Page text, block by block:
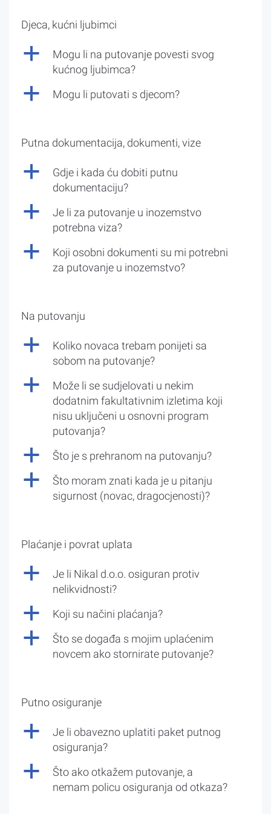
Djeca, kućni ljubimci
a
Mogu li na putovanje povesti svog
kućnog ljubimca?
a Mogu li putovati s djecom?
Putna dokumentacija, dokumenti, vize
a
Gdje i kada ću dobiti putnu
dokumentaciju?
a
Je li za putovanje u inozemstvo
potrebna viza?
a
Koji osobni dokumenti su mi potrebni
za putovanje u inozemstvo?
Na putovanju
a
Koliko novaca trebam ponijeti sa
sobom na putovanje?
a
Može li se sudjelovati u nekim
dodatnim fakultativnim izletima koji
nisu uključeni u osnovni program
putovanja?
a Što je s prehranom na putovanju?
a
Što moram znati kada je u pitanju
sigurnost (novac, dragocjenosti)?
Plaćanje i povrat uplata
a
Je li Nikal d.o.o. osiguran protiv
nelikvidnosti?
a Koji su načini plaćanja?
a
Što se događa s mojim uplaćenim
novcem ako stornirate putovanje?
Putno osiguranje
a
Je li obavezno uplatiti paket putnog
osiguranja?
a
Što ako otkažem putovanje, a
nemam policu osiguranja od otkaza?